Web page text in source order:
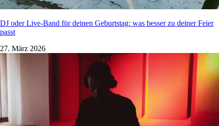
DJ oder Live-Band für deinen Geburtstag: was besser zu deiner Feier
passt
27. März 2026